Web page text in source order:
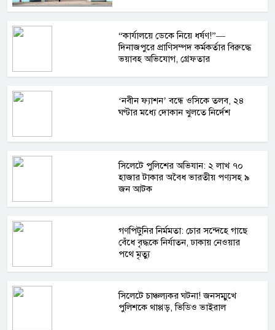
“কার্যালয়ে ডেকে নিয়ে ধর্ষণ!”—
দিনাজপুরে প্রাণিসম্পদ কর্মকর্তার বিরুদ্ধে
ভয়াবহ অভিযোগ, গ্রেফতার
‘নবীন ফ্যাশন’ বন্ধে ওসিকে তলব, ২৪
ঘণ্টার মধ্যে দোকান খুলতে নির্দেশ
সিলেটে পুলিশের অভিযান: ২ লাখ ৭০
হাজার টাকার অবৈধ ভারতীয় পণ্যসহ ৯
জন আটক
গণপিটুনির নির্মমতা: চোর সন্দেহে গাছে
বেঁধে বৃদ্ধকে নির্যাতন, ঢাকায় নেওয়ার
পথে মৃত্যু
সিলেটে চাঞ্চল্যকর ঘটনা! জনসম্মুখে
পুলিশকে থাপ্পড়, ভিডিও ভাইরাল